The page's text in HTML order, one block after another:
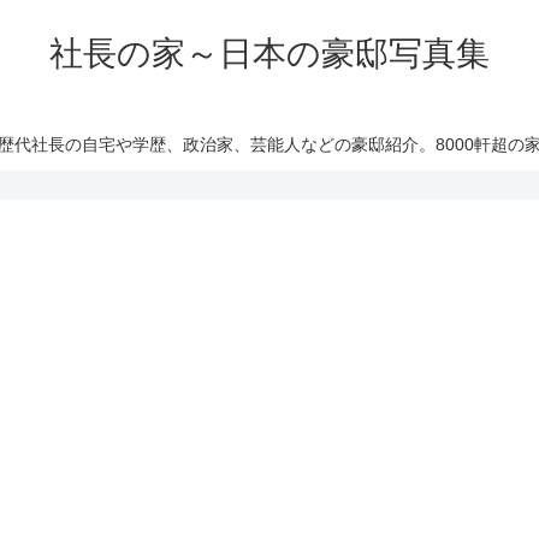
社長の家～日本の豪邸写真集
代社長の自宅や学歴、政治家、芸能人などの豪邸紹介。8000軒超の家